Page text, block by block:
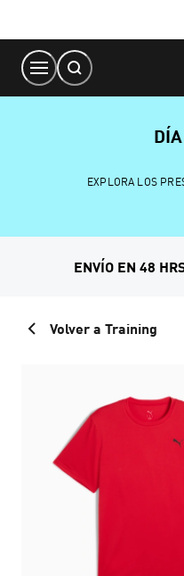
Content
EXPLORA LOS
ENVÍO EN 48
Volver a Training